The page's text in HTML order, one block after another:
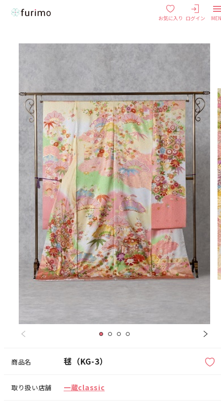
お気に入り ログイン
商品名 毬（KG-3）
取り扱い店舗 一蔵classic